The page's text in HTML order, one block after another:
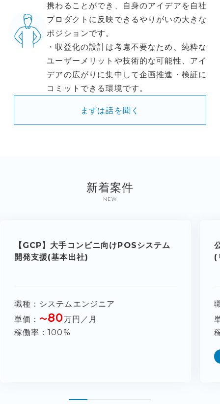
携わることができ、自身のアイデアを自社
プロダクトに反映できるやりがいの大きな
ポジションです。
・収益化の設計は考慮不要なため、純粋な
ユーザーメリットや技術的な可能性、アイ
デアの広がりに集中して企画推進・検証に
コミットできる環境です。
まずは話を聞く
新着案件
NEW
【GCP】大手コンビニ向けPOSシステム
開発支援(基本出社)
職種
システムエンジニア
単価
〜80万円／月
稼働率
100%
(